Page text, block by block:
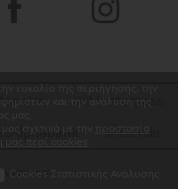
ευκολία της περιήγησης, την
και την ανάλυση της
σχετικά με την
προστασία
μας περί cookies
Cookies Στατιστικής Ανάλυσης